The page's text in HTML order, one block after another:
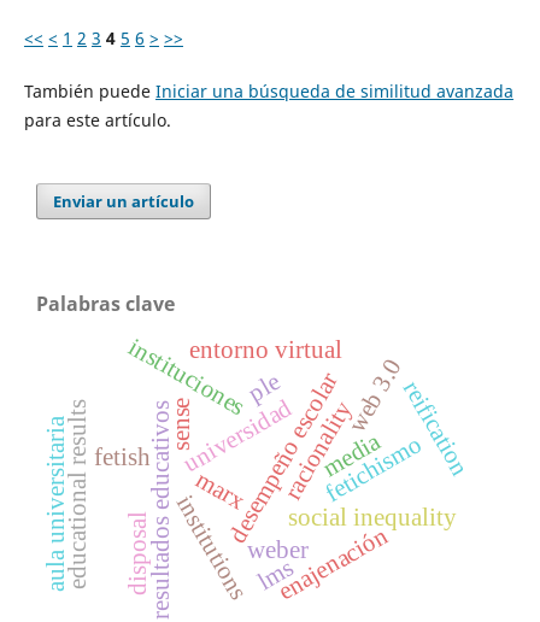
<< < 1 2 3 4 5 6 > >>
También puede Iniciar una búsqueda de similitud avanzada
para este artículo.
Enviar un artículo
Palabras clave
universidad fetichismo
resultados educativos desempeño escolarsocial inequality
racionality
weber
institutions
instituciones
fetish
disposal
reification
enajenación
marx
educational results media
ple
lms
entorno virtual
web 3.0
aula universitaria sense